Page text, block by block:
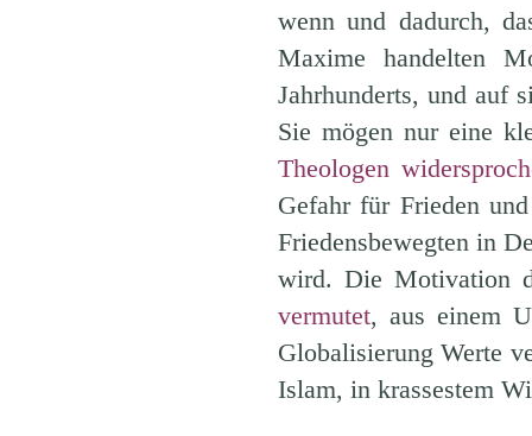
wenn und dadurch,
Maxime handelten
Jahrhunderts, und auf
Sie mögen nur eine
Theologen
Gefahr für Frieden
Friedensbewegten in
wird. Die Motivation
vermutet, aus einem
Globalisierung Werte
Islam, in krassestem